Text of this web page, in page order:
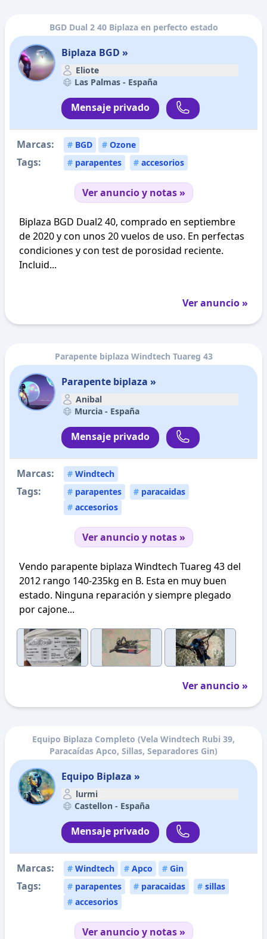
BGD Dual 2 40 Biplaza en perfecto estado
Biplaza BGD »
Eliote
Las Palmas - España
Mensaje privado
Marcas: # BGD # Ozone
Tags: # parapentes # accesorios
Ver anuncio y notas »
Biplaza BGD Dual2 40, comprado en septiembre
de 2020 y con unos 20 vuelos de uso. En perfectas
condiciones y con test de porosidad reciente.
Incluid...
Ver anuncio »
Parapente biplaza Windtech Tuareg 43
Parapente biplaza »
Anibal
Murcia - España
Mensaje privado
Marcas: # Windtech
Tags: # parapentes # paracaidas
# accesorios
Ver anuncio y notas »
Vendo parapente biplaza Windtech Tuareg 43 del
2012 rango 140-235kg en B. Esta en muy buen
estado. Ninguna reparación y siempre plegado
por cajone...
Ver anuncio »
Equipo Biplaza Completo (Vela Windtech Rubi 39,
Paracaídas Apco, Sillas, Separadores Gin)
Equipo Biplaza »
lurmi
Castellon - España
Mensaje privado
Marcas: # Windtech # Apco # Gin
Tags: # parapentes # paracaidas # sillas
# accesorios
Ver anuncio y notas »